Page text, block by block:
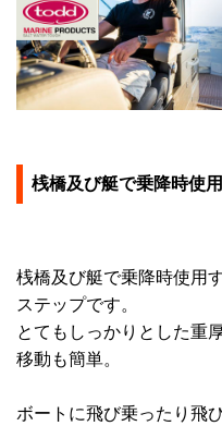
桟橋及び艇で乗降時使
桟橋及び艇で乗降時使用
ステップです。
とてもしっかりとした重
移動も簡単。
ボートに飛び乗ったり飛